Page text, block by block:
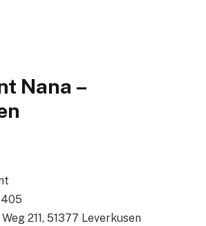
Nana –
211, 51377 Leverkusen